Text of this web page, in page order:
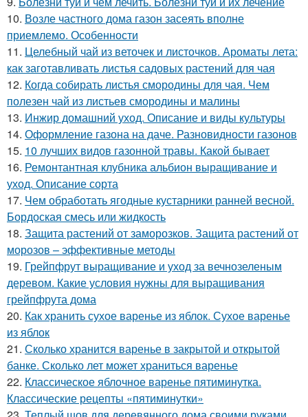
10. Возле частного дома газон засеять вполне
приемлемо. Особенности
11. Целебный чай из веточек и листочков. Ароматы лета:
как заготавливать листья садовых растений для чая
12. Когда собирать листья смородины для чая. Чем
полезен чай из листьев смородины и малины
13. Инжир домашний уход. Описание и виды культуры
14. Оформление газона на даче. Разновидности газонов
15. 10 лучших видов газонной травы. Какой бывает
16. Ремонтантная клубника альбион выращивание и
уход. Описание сорта
17. Чем обработать ягодные кустарники ранней весной.
Бордоская смесь или жидкость
18. Защита растений от заморозков. Защита растений от
морозов – эффективные методы
19. Грейпфрут выращивание и уход за вечнозеленым
деревом. Какие условия нужны для выращивания
грейпфрута дома
20. Как хранить сухое варенье из яблок. Сухое варенье
из яблок
21. Сколько хранится варенье в закрытой и открытой
банке. Сколько лет может храниться варенье
22. Классическое яблочное варенье пятиминутка.
Классические рецепты «пятиминутки»